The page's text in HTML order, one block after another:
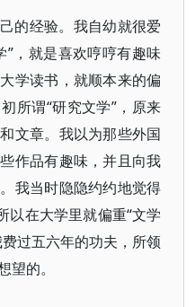
的经验。我自幼就很爱
”，就是喜欢哼哼有趣味
学读书，就顺本来的偏
所谓“研究文学”，原来
文章。我以为那些外国
作品有趣味，并且向我
我当时隐隐约约地觉得
以在大学里就偏重“文学
过五六年的功夫，所领
的。